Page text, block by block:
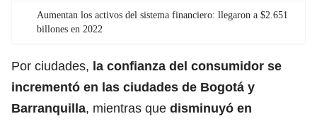
Aumentan los activos del sistema financiero: llegaron a $2.651
billones en 2022
Por ciudades, la confianza del consumidor se
incrementó en las ciudades de Bogotá y
Barranquilla, mientras que disminuyó en